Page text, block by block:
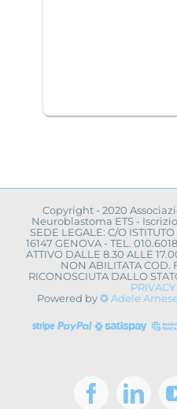
Copyright - 2020
Neuroblastoma ETS -
SEDE LEGALE: C/O
16147 GENOVA - TEL.
ATTIVO DALLE 8.30 ALLE
NON ABILITATA COD.
RICONOSCIUTA DALLO
Powered by✪ Adele
Facebook